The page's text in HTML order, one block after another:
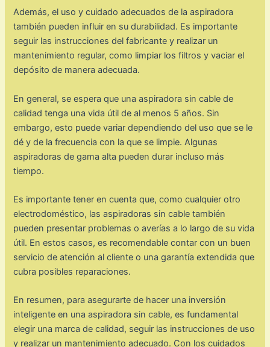
Además, el uso y cuidado adecuados de la aspiradora
también pueden influir en su durabilidad. Es importante
seguir las instrucciones del fabricante y realizar un
mantenimiento regular, como limpiar los filtros y vaciar el
depósito de manera adecuada.
En general, se espera que una aspiradora sin cable de
calidad tenga una vida útil de al menos 5 años. Sin
embargo, esto puede variar dependiendo del uso que se le
dé y de la frecuencia con la que se limpie. Algunas
aspiradoras de gama alta pueden durar incluso más
tiempo.
Es importante tener en cuenta que, como cualquier otro
electrodoméstico, las aspiradoras sin cable también
pueden presentar problemas o averías a lo largo de su vida
útil. En estos casos, es recomendable contar con un buen
servicio de atención al cliente o una garantía extendida que
cubra posibles reparaciones.
En resumen, para asegurarte de hacer una inversión
inteligente en una aspiradora sin cable, es fundamental
elegir una marca de calidad, seguir las instrucciones de uso
y realizar un mantenimiento adecuado. Con los cuidados